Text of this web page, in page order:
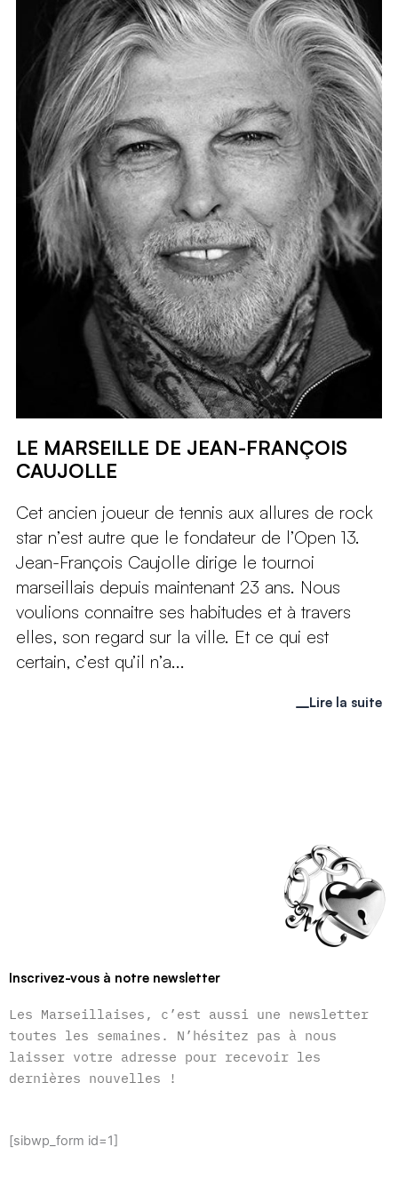
LE MARSEILLE DE JEAN-FRANÇOIS
CAUJOLLE
Cet ancien joueur de tennis aux allures de rock
star n’est autre que le fondateur de l’Open 13.
Jean-François Caujolle dirige le tournoi
marseillais depuis maintenant 23 ans. Nous
voulions connaitre ses habitudes et à travers
elles, son regard sur la ville. Et ce qui est
certain, c’est qu’il n’a...
Lire la suite
Inscrivez-vous à notre newsletter
Les Marseillaises, c’est aussi une newsletter
toutes les semaines. N’hésitez pas à nous
laisser votre adresse pour recevoir les
dernières nouvelles !
[sibwp_form id=1]